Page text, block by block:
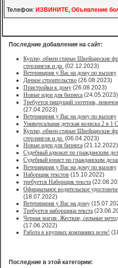
Телефон: ИЗВИНИТЕ, Объявление
Последние добавления на сайт:
Куплю, обмен старые Швейцарские
стерлингов и др. (02.12.2023)
Ветеринария у Вас на дому по вызову
Дачное строительство (26.08.2023)
Пристройки к дому (26.08.2023)
Новые идеи для бизнеса (24.05.2023)
Требуется пишущий эзотерик,
(27.04.2023)
Ветеринария у Вас на дому по вызову
Универсальная детская коляска 2 в
Куплю, обмен старые Швейцарские
стерлингов и др. (06.04.2023)
Новые идеи для бизнеса (21.12.2022)
Судебный адвокат по гражданским
Судебный юрист по гражданским
Ветеринария у Вас на дому по вызову
Наборщик текстов (15.10.2022)
требуется Наборщик текста
Официальное водительское
(18.07.2022)
Ветеринария у Вас на дому
Требуется наборщица текста
Черная магия. Жесткие, сильные
(17.06.2022)
Работа в крупных компаниях всем!
Последние в этой категории: